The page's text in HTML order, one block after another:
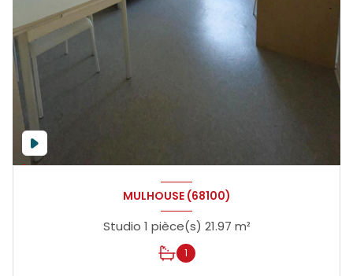
MULHOUSE (68100)
Studio 1 pièce(s) 21.97 m²
1